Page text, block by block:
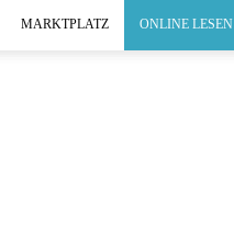
MARKTPLATZ ONLINE LESEN